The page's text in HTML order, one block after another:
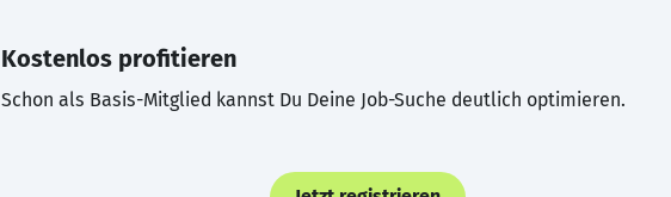
Kostenlos profitieren
Schon als Basis-Mitglied kannst Du Deine Job-Suche deutlich optimieren.